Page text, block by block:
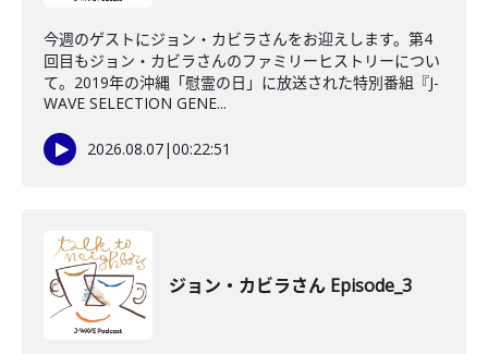
今週のゲストにジョン・カビラさんをお迎えします。第4
回目もジョン・カビラさんのファミリーヒストリーについ
て。2019年の沖縄「慰霊の日」に放送された特別番組『J-
WAVE SELECTION GENE...
2026.08.07|00:22:51
ジョン・カビラさん Episode_3